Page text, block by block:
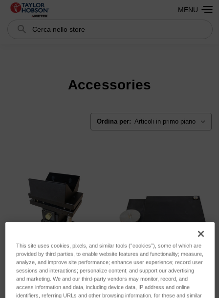
Cerca Search
MENU
Accessories
Ordina per:
Precision Translation Stage
SKU: 112-3064
Fase di livellamento
SKU: 112-3159
This site uses cookies, pixels, and similar tools (“cookies”), some of which are
provided by third parties, to enable website features and functionality; measure,
analyze, and improve site performance; enhance user experience; record user
sessions and interactions; personalize content; and support our advertising
and marketing. We and our third-party vendors may monitor, record, and
access information and data, including device data, IP address and online
identifiers, referring URLs and other browsing information, for these and similar